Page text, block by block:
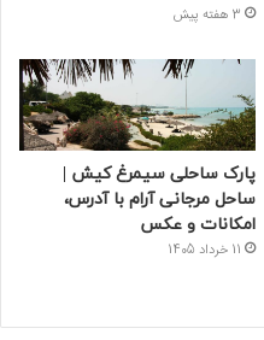
3 هفته پیش
پارک ساحلی سیمرغ کیش |
ساحل مرجانی آرام با آدرس،
امکانات و عکس
11 خرداد 1405